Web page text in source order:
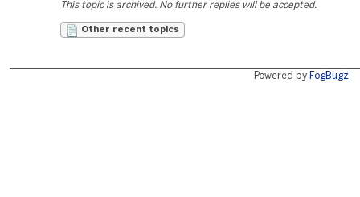
This topic is archived. No further replies will be accepted.
Other recent topics
Powered by FogBugz